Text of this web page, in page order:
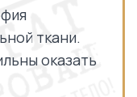
ткани.
оказать